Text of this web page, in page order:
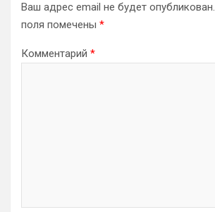
Ваш адрес email не будет опубликован.
поля помечены *
Комментарий *